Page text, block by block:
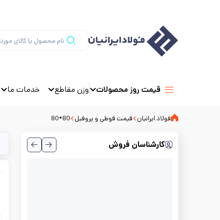
قیمت روز محصولات وزن مقاطع خدمات ما
فولاد ایرانیان قیمت قوطی و پروفیل 80*80
کارشناسان فروش